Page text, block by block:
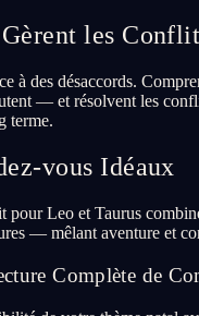
les
à des désaccords.
— et résolvent les
terme.
vous Idéaux
pour Leo et Taurus
— mêlant aventure et
Complète de